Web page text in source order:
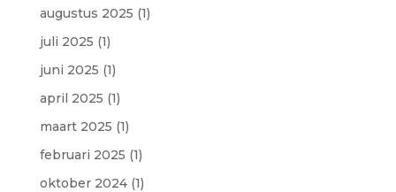
augustus 2025 (1)
juli 2025 (1)
juni 2025 (1)
april 2025 (1)
maart 2025 (1)
februari 2025 (1)
oktober 2024(1)